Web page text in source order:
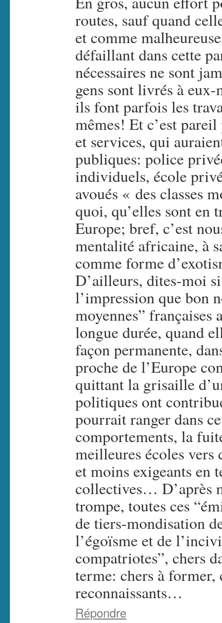
routes, sauf quand
et comme
défaillant dans cette
nécessaires ne sont
gens sont livrés à
ils font parfois les
mêmes! Et c’est
et services, qui
publiques: police
individuels, école
avoués « des classes
quoi, qu’elles sont en
Europe; bref, c’est
mentalité africaine, à
comme forme
D’ailleurs, dites-moi
l’impression que bon
moyennes” françaises
longue durée, quand
façon permanente,
proche de l’Europe
quittant la grisaille
politiques ont
pourrait ranger dans
comportements, la
meilleures écoles vers
et moins exigeants en
collectives… D’après
trompe, toutes ces
de tiers-mondisation
l’égoïsme et de
compatriotes”, chers
terme: chers à former,
reconnaissants…
Répondre